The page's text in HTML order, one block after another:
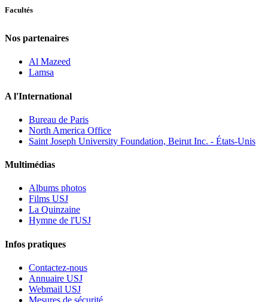
Facultés
Nos partenaires
Al Mazeed
Lamsa
A l'International
Bureau de Paris
North America Office
Saint Joseph University Foundation, Beirut Inc. - États-Unis
Multimédias
Albums photos
Films USJ
La Quinzaine
Hymne de l'USJ
Infos pratiques
Contactez-nous
Annuaire USJ
Webmail USJ
Mesures de sécurité